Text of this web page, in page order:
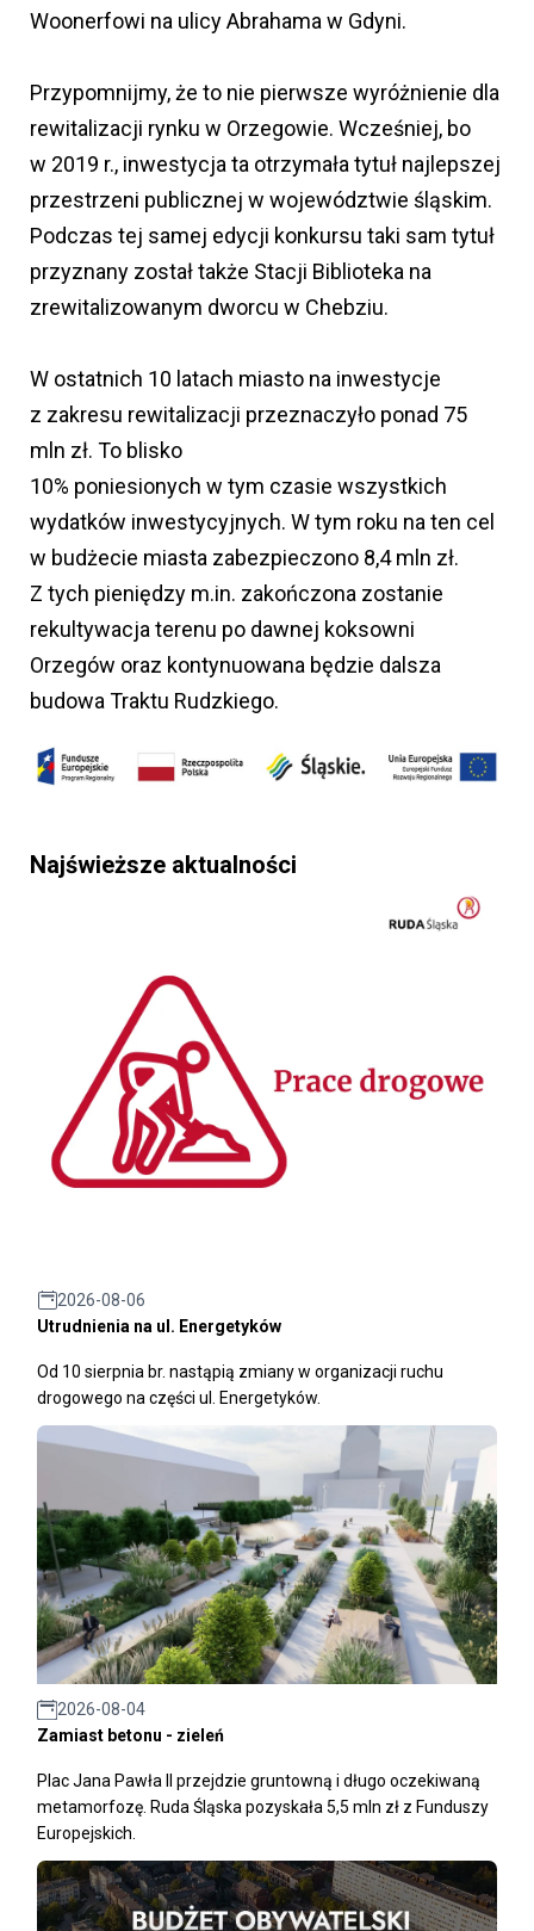
Woonerfowi na ulicy Abrahama w Gdyni.
Przypomnijmy, że to nie pierwsze wyróżnienie dla
rewitalizacji rynku w Orzegowie. Wcześniej, bo
w 2019 r., inwestycja ta otrzymała tytuł najlepszej
przestrzeni publicznej w województwie śląskim.
Podczas tej samej edycji konkursu taki sam tytuł
przyznany został także Stacji Biblioteka na
zrewitalizowanym dworcu w Chebziu.
W ostatnich 10 latach miasto na inwestycje
z zakresu rewitalizacji przeznaczyło ponad 75
mln zł. To blisko
10% poniesionych w tym czasie wszystkich
wydatków inwestycyjnych. W tym roku na ten cel
w budżecie miasta zabezpieczono 8,4 mln zł.
Z tych pieniędzy m.in. zakończona zostanie
rekultywacja terenu po dawnej koksowni
Orzegów oraz kontynuowana będzie dalsza
budowa Traktu Rudzkiego.
Najświeższe aktualności
2026-08-06
Utrudnienia na ul. Energetyków
Od 10 sierpnia br. nastąpią zmiany w organizacji ruchu
drogowego na części ul. Energetyków.
2026-08-04
Zamiast betonu - zieleń
Plac Jana Pawła II przejdzie gruntowną i długo oczekiwaną
metamorfozę. Ruda Śląska pozyskała 5,5 mln zł z Funduszy
Europejskich.